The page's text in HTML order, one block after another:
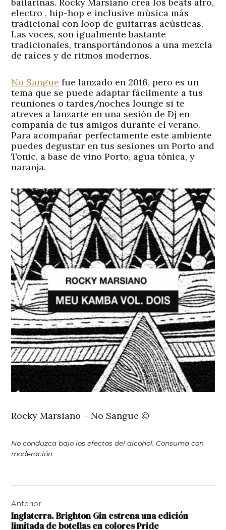
electro , hip-hop e inclusive música más
tradicional con loop de guitarras acústicas.
Las voces, son igualmente bastante
tradicionales, transportándonos a una mezcla
de raíces y de ritmos modernos.
No Sangue fue lanzado en 2016, pero es un
tema que se puede adaptar fácilmente a tus
reuniones o tardes/noches lounge si te
atreves a lanzarte en una sesión de Dj en
compañía de tus amigos durante el verano.
Para acompañar perfectamente este ambiente
puedes degustar en tus sesiones un Porto and
Tonic, a base de vino Porto, agua tónica, y
naranja.
Rocky Marsiano – No Sangue ©
No conduzca bajo los efectos del alcohol. Consuma con
moderación.
de
entradas
Anterior
Inglaterra. Brighton Gin estrena una edición
limitada de botellas en colores Pride